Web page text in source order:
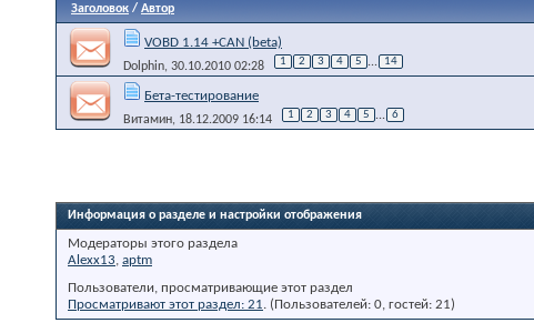
Заголовок / Автор
VOBD 1.14 +CAN (beta)
Dolphin, 30.10.2010 02:28 1 2 3 4 5 ... 14
Бета-тестирование
Витамин, 18.12.2009 16:14 1 2 3 4 5 ... 6
Информация о разделе и настройки отображения
Модераторы этого раздела
Alexx13, aptm
Пользователи, просматривающие этот раздел
Просматривают этот раздел: 21. (Пользователей: 0, гостей: 21)